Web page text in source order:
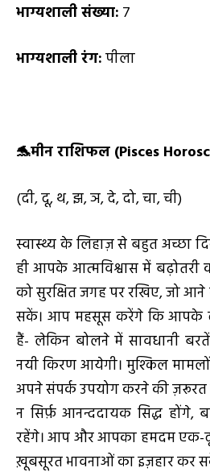
भाग्यशाली संख्या: 7
भाग्यशाली रंग:पीला
🐬मीन राशिफल (Pisces
(दी, दू, थ, झ, ञ, दे, दो, चा, ची)
स्वास्थ्य के लिहाज़ से बहुत अच्छा
ही आपके आत्मविश्वास में बढ़ोतरी
को सुरक्षित जगह पर रखिए, जो
सकें। आप महसूस करेंगे कि आपके
हैं- लेकिन बोलने में सावधानी
नयी किरण आयेगी। मुश्किल
अपने संपर्क उपयोग करने की ज़रूरत
न सिर्फ़ आनन्ददायक सिद्ध होंगे,
रहेंगे। आप और आपका हमदम
ख़ूबसूरत भावनाओं का इज़हार कर